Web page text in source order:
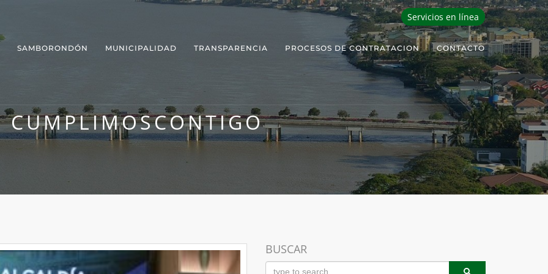
Servicios en línea
SAMBORONDÓN MUNICIPALIDAD TRANSPARENCIA PROCESOS DE CONTRATACION CONTACTO
CUMPLIMOSCONTIGO
BUSCAR